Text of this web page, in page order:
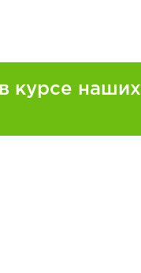
курсе наших